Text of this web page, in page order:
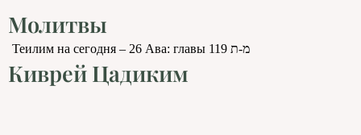
Молитвы
Теилим на сегодня – 26 Ава: главы 119 מ-ת
Киврей Цадиким